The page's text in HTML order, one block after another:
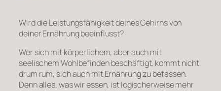
Wird die Leistungsfähigkeit deines Gehirns von
deiner Ernährung beeinflusst?
Wer sich mit körperlichem, aber auch mit
seelischem Wohlbefinden beschäftigt, kommt nicht
drum rum, sich auch mit Ernährung zu befassen.
Denn alles, was wir essen, ist logischerweise mehr